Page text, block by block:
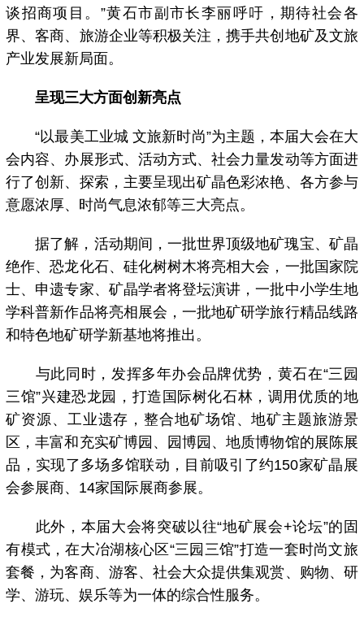
谈招商项目。”黄石市副市长李丽呼吁，期待社会各
界、客商、旅游企业等积极关注，携手共创地矿及文旅
产业发展新局面。
呈现三大方面创新亮点
“以最美工业城 文旅新时尚”为主题，本届大会在大
会内容、办展形式、活动方式、社会力量发动等方面进
行了创新、探索，主要呈现出矿晶色彩浓艳、各方参与
意愿浓厚、时尚气息浓郁等三大亮点。
据了解，活动期间，一批世界顶级地矿瑰宝、矿晶
绝作、恐龙化石、硅化树树木将亮相大会，一批国家院
士、申遗专家、矿晶学者将登坛演讲，一批中小学生地
学科普新作品将亮相展会，一批地矿研学旅行精品线路
和特色地矿研学新基地将推出。
与此同时，发挥多年办会品牌优势，黄石在“三园
三馆”兴建恐龙园，打造国际树化石林，调用优质的地
矿资源、工业遗存，整合地矿场馆、地矿主题旅游景
区，丰富和充实矿博园、园博园、地质博物馆的展陈展
品，实现了多场多馆联动，目前吸引了约150家矿晶展
会参展商、14家国际展商参展。
此外，本届大会将突破以往“地矿展会+论坛”的固
有模式，在大冶湖核心区“三园三馆”打造一套时尚文旅
套餐，为客商、游客、社会大众提供集观赏、购物、研
学、游玩、娱乐等为一体的综合性服务。